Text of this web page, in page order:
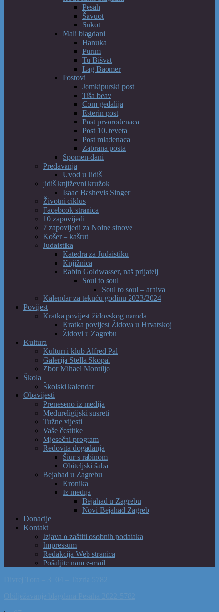
Pesah
Šavuot
Sukot
Mali blagdani
Hanuka
Purim
Tu Bišvat
Lag Baomer
Postovi
Jomkipurski post
Tiša beav
Com gedalija
Esterin post
Post prvorođenaca
Post 10. teveta
Post mladenaca
Zabrana posta
Spomen-dani
Predavanja
Uvod u Jidiš
jidiš književni kružok
Isaac Bashevis Singer
Životni ciklus
Facebook stranica
10 zapovijedi
7 zapovijedi za Noine sinove
Košer – kašrut
Judaistika
Katedra za Judaistiku
Knjižnica
Rabin Goldwasser, naš prijatelj
Soul to soul
Soul to soul – arhiva
Kalendar za tekuću godinu 2023/2024
Povijest
Kratka povijest židovskog naroda
Kratka povijest Židova u Hrvatskoj
Židovi u Zagrebu
Kultura
Kulturni klub Alfred Pal
Galerija Stella Skopal
Zbor Mihael Montiljo
Škola
Školski kalendar
Obavijesti
Preneseno iz medija
Međureligijski susreti
Tužne vijesti
Vaše čestitke
Mjesečni program
Redovita događanja
Šiur s rabinom
Obiteljski šabat
Bejahad u Zagrebu
Kronika
Iz medija
Bejahad u Zagrebu
Novi Bejahad Zagreb
Donacije
Kontakt
Izjava o zaštiti osobnih podataka
Impressum
Redakcija Web stranica
Pošaljite nam e-mail